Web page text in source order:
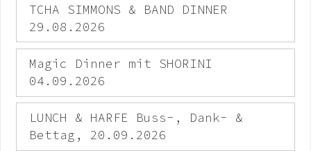
TCHA SIMMONS & BAND DINNER
29.08.2026
Magic Dinner mit SHORINI
04.09.2026
LUNCH & HARFE Buss-, Dank- &
Bettag, 20.09.2026